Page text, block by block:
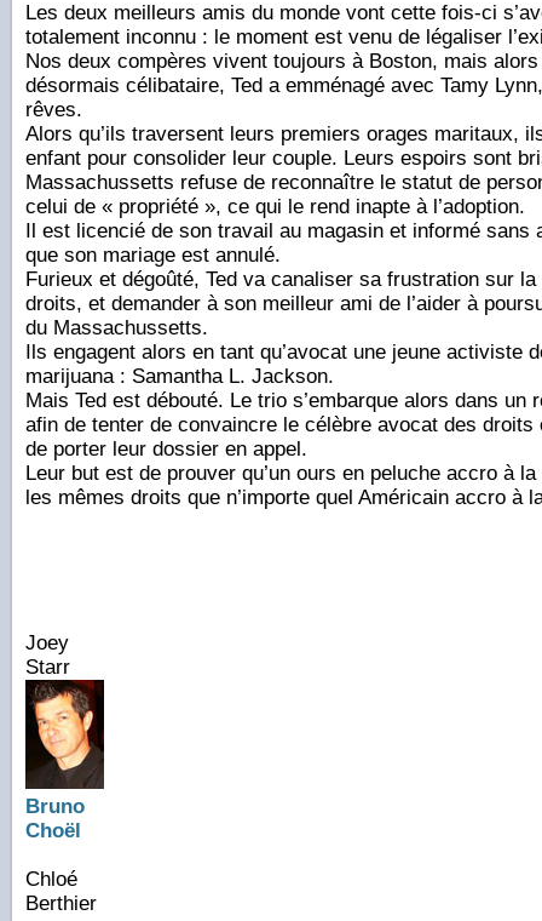
Les deux meilleurs amis du monde vont cette fois-ci
totalement inconnu : le moment est venu de légaliser
Nos deux compères vivent toujours à Boston, mais
désormais célibataire, Ted a emménagé avec Tamy
rêves.
Alors qu’ils traversent leurs premiers orages maritaux,
enfant pour consolider leur couple. Leurs espoirs sont
Massachussetts refuse de reconnaître le statut de
celui de « propriété », ce qui le rend inapte à l’adoption.
Il est licencié de son travail au magasin et informé sans
que son mariage est annulé.
Furieux et dégoûté, Ted va canaliser sa frustration sur
droits, et demander à son meilleur ami de l’aider à
du Massachussetts.
Ils engagent alors en tant qu’avocat une jeune activiste
marijuana : Samantha L. Jackson.
Mais Ted est débouté. Le trio s’embarque alors dans un
afin de tenter de convaincre le célèbre avocat des
de porter leur dossier en appel.
Leur but est de prouver qu’un ours en peluche accro à
les mêmes droits que n’importe quel Américain accro à
Joey
Starr
Bruno
Choël
Chloé
Berthier